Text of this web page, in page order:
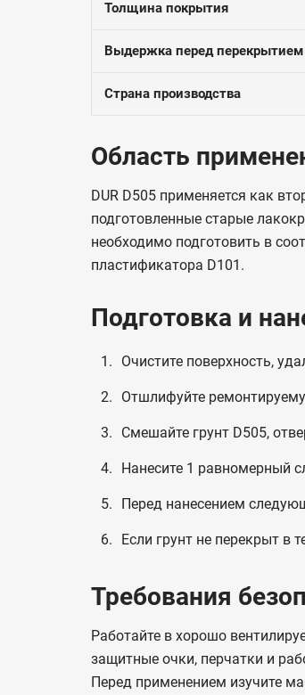
Толщина покрытия
Выдержка перед перекрытием
Страна производства
Область
DUR D505 применяется как
подготовленные старые
необходимо подготовить в
пластификатора D101.
Подготовка и
Очистите поверхность,
Отшлифуйте
Смешайте грунт D505,
Нанесите 1 равномерный
Перед нанесением
Если грунт не перекрыт в
Требования
Работайте в хорошо
защитные очки, перчатки и
Перед применением изучите